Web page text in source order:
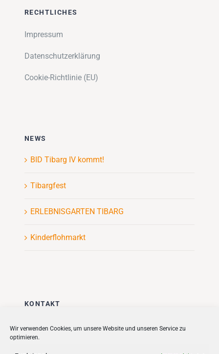
Wir verwenden Cookies, um unsere Website und unseren Service zu
optimieren.
RECHTLICHES
Impressum
Datenschutzerklärung
Cookie-Richtlinie (EU)
NEWS
BID Tibarg IV kommt!
Tibargfest
ERLEBNISGARTEN TIBARG
Kinderflohmarkt
KONTAKT
Stadt + Handel City- und